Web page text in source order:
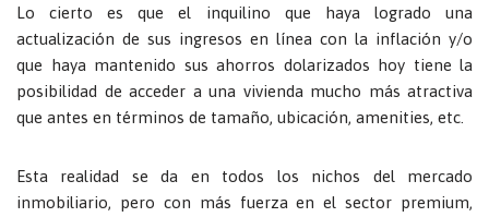
Lo cierto es que el inquilino que haya logrado una
actualización de sus ingresos en línea con la inflación y/o
que haya mantenido sus ahorros dolarizados hoy tiene la
posibilidad de acceder a una vivienda mucho más atractiva
que antes en términos de tamaño, ubicación, amenities, etc.
Esta realidad se da en todos los nichos del mercado
inmobiliario, pero con más fuerza en el sector premium,